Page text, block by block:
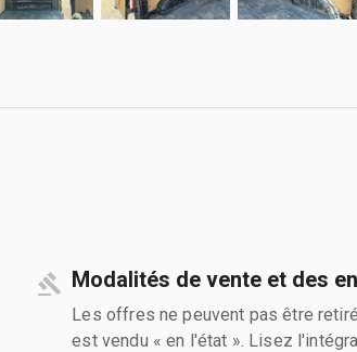
Modalités de vente et des
Les offres ne peuvent pas être
est vendu « en l'état ». Lisez